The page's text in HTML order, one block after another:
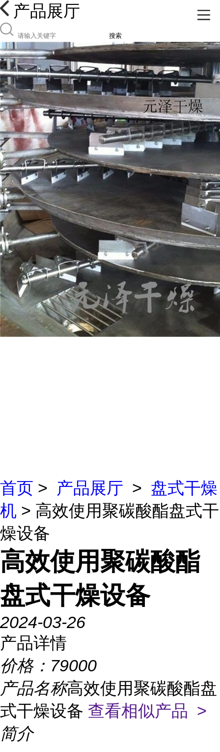
产品展厅
搜索
首页 > 产品展厅 > 盘式干燥
机 > 高效使用聚碳酸酯盘式干
燥设备
高效使用聚碳酸酯
盘式干燥设备
2024-03-26
产品详情
价格： 79000
产品名称高效使用聚碳酸酯盘
式干燥设备 查看相似产品 >
简介